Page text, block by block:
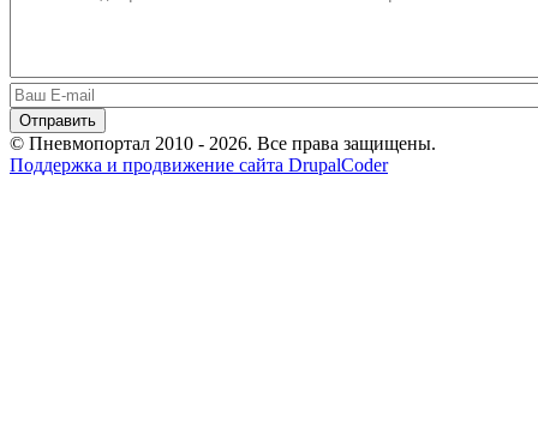
© Пневмопортал 2010 - 2026. Все права защищены.
Поддержка и продвижение сайта DrupalCoder